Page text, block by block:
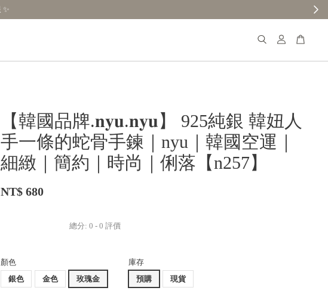
【韓國品牌.𝐧𝐲𝐮.𝐧𝐲𝐮】 925純銀 韓妞人
手一條的蛇骨手鍊｜nyu｜韓國空運｜
細緻｜簡約｜時尚｜俐落【n257】
NT$ 680
總分:0 -0 評價
顏色
銀色
金色 玫瑰金
庫存
預購
現貨